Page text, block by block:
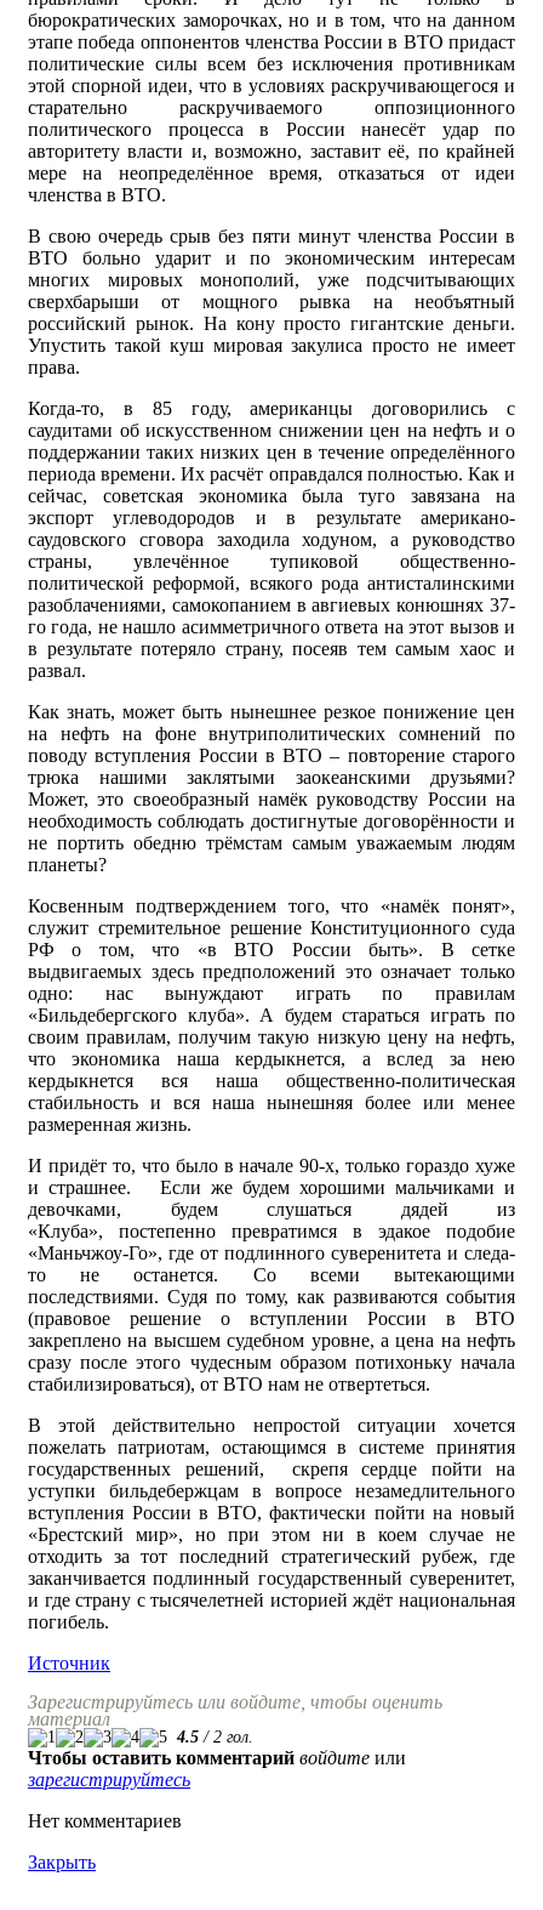
бюрократических заморочках, но и в том, что на данном
этапе победа оппонентов членства России в ВТО придаст
политические силы всем без исключения противникам
этой спорной идеи, что в условиях раскручивающегося и
старательно раскручиваемого оппозиционного
политического процесса в России нанесёт удар по
авторитету власти и, возможно, заставит её, по крайней
мере на неопределённое время, отказаться от идеи
членства в ВТО.
В свою очередь срыв без пяти минут членства России в
ВТО больно ударит и по экономическим интересам
многих мировых монополий, уже подсчитывающих
сверхбарыши от мощного рывка на необъятный
российский рынок. На кону просто гигантские деньги.
Упустить такой куш мировая закулиса просто не имеет
права.
Когда-то, в 85 году, американцы договорились с
саудитами об искусственном снижении цен на нефть и о
поддержании таких низких цен в течение определённого
периода времени. Их расчёт оправдался полностью. Как и
сейчас, советская экономика была туго завязана на
экспорт углеводородов и в результате американо-
саудовского сговора заходила ходуном, а руководство
страны, увлечённое тупиковой общественно-
политической реформой, всякого рода антисталинскими
разоблачениями, самокопанием в авгиевых конюшнях 37-
го года, не нашло асимметричного ответа на этот вызов и
в результате потеряло страну, посеяв тем самым хаос и
развал.
Как знать, может быть нынешнее резкое понижение цен
на нефть на фоне внутриполитических сомнений по
поводу вступления России в ВТО – повторение старого
трюка нашими заклятыми заокеанскими друзьями?
Может, это своеобразный намёк руководству России на
необходимость соблюдать достигнутые договорённости и
не портить обедню трёмстам самым уважаемым людям
планеты?
Косвенным подтверждением того, что «намёк понят»,
служит стремительное решение Конституционного суда
РФ о том, что «в ВТО России быть». В сетке
выдвигаемых здесь предположений это означает только
одно: нас вынуждают играть по правилам
«Бильдебергского клуба». А будем стараться играть по
своим правилам, получим такую низкую цену на нефть,
что экономика наша кердыкнется, а вслед за нею
кердыкнется вся наша общественно-политическая
стабильность и вся наша нынешняя более или менее
размеренная жизнь.
И придёт то, что было в начале 90-х, только гораздо хуже
и страшнее. Если же будем хорошими мальчиками и
девочками, будем слушаться дядей из
«Клуба», постепенно превратимся в эдакое подобие
«Маньчжоу-Го», где от подлинного суверенитета и следа-
то не останется. Со всеми вытекающими
последствиями. Судя по тому, как развиваются события
(правовое решение о вступлении России в ВТО
закреплено на высшем судебном уровне, а цена на нефть
сразу после этого чудесным образом потихоньку начала
стабилизироваться), от ВТО нам не отвертеться.
В этой действительно непростой ситуации хочется
пожелать патриотам, остающимся в системе принятия
государственных решений, скрепя сердце пойти на
уступки бильдебержцам в вопросе незамедлительного
вступления России в ВТО, фактически пойти на новый
«Брестский мир», но при этом ни в коем случае не
отходить за тот последний стратегический рубеж, где
заканчивается подлинный государственный суверенитет,
и где страну с тысячелетней историей ждёт национальная
погибель.
Источник
Зарегистрируйтесь или войдите, чтобы оценить
материал
4.5 / 2 гол.
Чтобы оставить комментарий войдите или
зарегистрируйтесь
Нет комментариев
Закрыть